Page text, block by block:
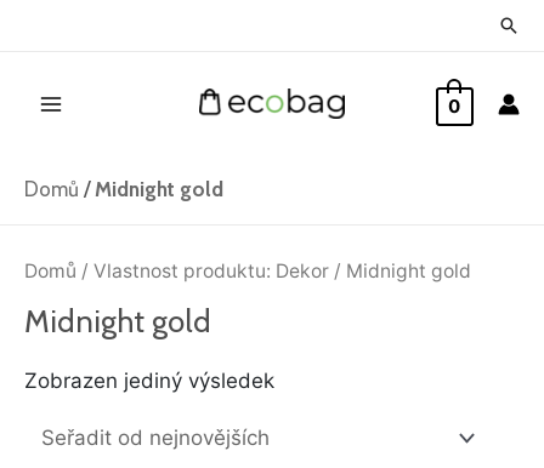
0
Domů /Midnight gold
Domů / Vlastnost produktu: Dekor / Midnight gold
Midnight gold
Zobrazen jediný výsledek